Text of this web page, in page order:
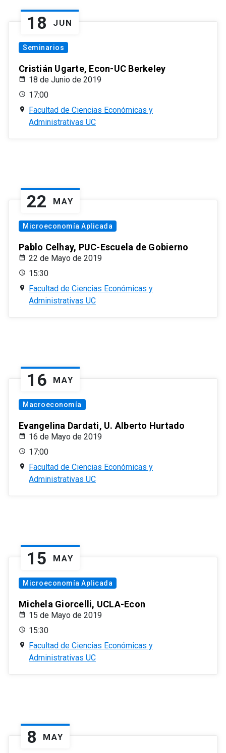
18 JUN
Seminarios
Cristián Ugarte, Econ-UC Berkeley
18 de Junio de 2019
17:00
Facultad de Ciencias Económicas y
Administrativas UC
22 MAY
Microeconomía Aplicada
Pablo Celhay, PUC-Escuela de Gobierno
22 de Mayo de 2019
15:30
Facultad de Ciencias Económicas y
Administrativas UC
16 MAY
Macroeconomía
Evangelina Dardati, U. Alberto Hurtado
16 de Mayo de 2019
17:00
Facultad de Ciencias Económicas y
Administrativas UC
15 MAY
Microeconomía Aplicada
Michela Giorcelli, UCLA-Econ
15 de Mayo de 2019
15:30
Facultad de Ciencias Económicas y
Administrativas UC
8 MAY